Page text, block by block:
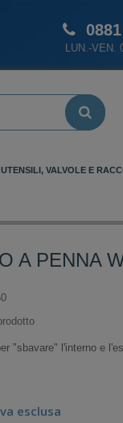
LUN.-VEN.
UTENSILI, VALVOLE E
A PENNA
"sbavare" l'interno e
esclusa